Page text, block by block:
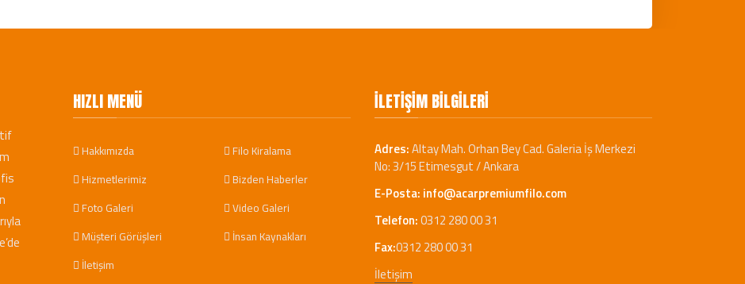
HIZLI MENÜ
Hakkımızda
Filo Kiralama
Hizmetlerimiz
Bizden Haberler
Foto Galeri
Video Galeri
Müşteri Görüşleri
İnsan Kaynakları
İletişim
İLETIŞIM BILGILERI
Adres:Altay Mah. Orhan Bey Cad. Galeria İş Merkezi
No: 3/15 Etimesgut / Ankara
E-Posta: info@acarpremiumfilo.com
Telefon:0312 280 00 31
Fax:0312 280 00 31
İletişim